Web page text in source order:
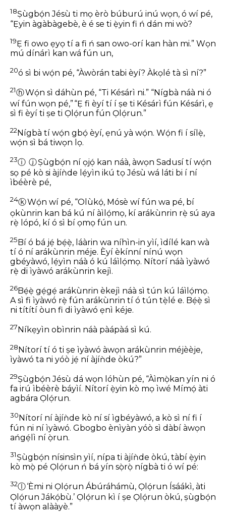
18Ṣùgbọ́n Jésù ti mọ èrò búburú inú wọn, ó wí pé,
“Ẹ̀yin àgàbàgebè, è é se ti ẹ̀yin fi ń dán mi wò?
19Ẹ fi owo ẹyọ tí a fi ń san owo-orí kan hàn mi.” Wọn
mú dínárì kan wá fún un,
20ó sì bi wọ́n pé, “Àwòrán tabi èyí? Àkọlé tà sì ní?”
21ⓗWọ́n sì dáhùn pé, “Ti Késárì ni.” “Nígbà náà ni ó
wí fún wọn pé,” “Ẹ fi èyí tí í ṣe ti Késárì fún Késárì, ẹ
sì fi èyí ti ṣe ti Ọlọ́run fún Ọlọ́run.”
22Nígbà tí wọ́n gbọ́ èyí, ẹnú yà wọ́n. Wọ́n fi í sílẹ̀,
wọ́n sì bá tiwọn lọ.
23ⓘ ⓙṢùgbọ́n ní ọjọ́ kan náà, àwọn Sadusí tí wọ́n
sọ pé kò si àjíǹde lẹ́yìn ikú tọ Jésù wá láti bi í ní
ìbéèrè pé,
24ⓚWọ́n wí pé, “Olùkọ́, Mósè wí fún wa pé, bí
ọkùnrin kan bá kú ní àìlọ́mọ, kí arákùnrin rẹ̀ sú aya
rẹ̀ lópó, kí ó sì bí ọmọ fún un.
25Bí ó bá jẹ́ bẹ́ẹ̀, láàrin wa níhìn-in yìí, ìdílé kan wà
tí ó ní arákùnrin méje. Èyí èkínní nínú wọn
gbéyàwó, lẹ́yìn náà ó kú láìlọ́mọ. Nítorí náà ìyàwó
rẹ̀ di ìyàwó arákùnrin kejì.
26Bẹ́ẹ̀ gẹ́gẹ́ arákùnrin èkejì náà sì tún kú láìlọ́mọ.
A sì fi ìyàwó rẹ̀ fún arákùnrin tí ó tún tẹ̀lé e. Bẹ́ẹ̀ sì
ni títítí òun fi di ìyàwó ẹnì kéje.
27 Níkẹyìn obìnrin náà pàápàá sì kú.
28Nítorí tí ó ti ṣe ìyàwó àwọn arákùnrin méjèèje,
ìyàwó ta ni yóò jẹ́ ní àjíǹde òkú?”
29Ṣùgbọ́n Jésù dá wọn lóhùn pé, “Àìmọ̀kan yín ni ó
fa irú ìbéèrè báyìí. Nítorí ẹ̀yin kò mọ ìwé Mímọ́ àti
agbára Ọlọ́run.
30 Nítorí ní àjíǹde kò ní sí ìgbéyàwó, a kò sì ní fi í
fún ni ní ìyàwó. Gbogbo ènìyàn yóò sì dàbí àwọn
ańgẹ́lì ní ọ̀run.
31Ṣùgbọ́n nísinsìn yìí, nípa ti àjíǹde òkú, tàbí ẹ̀yin
kò mọ̀ pé Ọlọ́run ń bá yín sọ̀rọ̀ nígbà ti ó wí pé:
32ⓛ‘Èmi ni Ọlọ́run Ábúráhámù, Ọlọ́run Ísáákì, àti
Ọlọ́run Jákọ́bù.’ Ọlọ́run kì í ṣe Ọlọ́run òkú, ṣùgbọ́n
tí àwọn alààyè.”